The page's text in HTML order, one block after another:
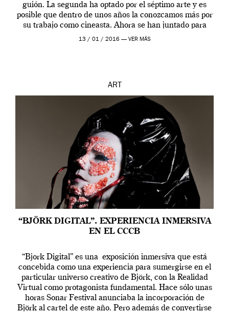
guión. La segunda ha optado por el séptimo arte y es
posible que dentro de unos años la conozcamos más por
su trabajo como cineasta. Ahora se han juntado para
contarnos una […]
13 / 01 / 2016 — VER MÁS
ART
“BJÖRK DIGITAL”. EXPERIENCIA INMERSIVA
EN EL CCCB
“Bjork Digital” es una exposición inmersiva que está
concebida como una experiencia para sumergirse en el
particular universo creativo de Björk, con la Realidad
Virtual como protagonista fundamental. Hace sólo unas
horas Sonar Festival anunciaba la incorporación de
Björk al cartel de este año. Pero además de convertirse